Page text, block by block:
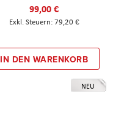
99,00 €
79,20 €
IN DEN WARENKORB
NEU